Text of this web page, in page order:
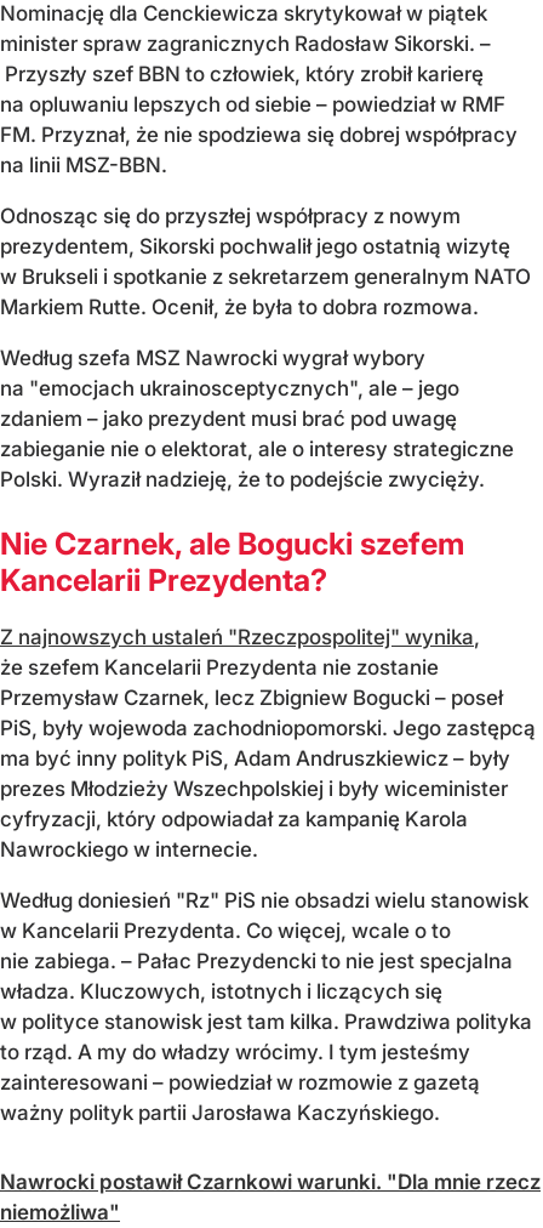
Nominację dla Cenckiewicza skrytykował w piątek
minister spraw zagranicznych Radosław Sikorski. –
Przyszły szef BBN to człowiek, który zrobił karierę
na opluwaniu lepszych od siebie – powiedział w RMF
FM. Przyznał, że nie spodziewa się dobrej współpracy
na linii MSZ-BBN.
Odnosząc się do przyszłej współpracy z nowym
prezydentem, Sikorski pochwalił jego ostatnią wizytę
w Brukseli i spotkanie z sekretarzem generalnym NATO
Markiem Rutte. Ocenił, że była to dobra rozmowa.
Według szefa MSZ Nawrocki wygrał wybory
na "emocjach ukrainosceptycznych", ale – jego
zdaniem – jako prezydent musi brać pod uwagę
zabieganie nie o elektorat, ale o interesy strategiczne
Polski. Wyraził nadzieję, że to podejście zwycięży.
Nie Czarnek, ale Bogucki szefem
Kancelarii Prezydenta?
Z najnowszych ustaleń "Rzeczpospolitej" wynika,
że szefem Kancelarii Prezydenta nie zostanie
Przemysław Czarnek, lecz Zbigniew Bogucki – poseł
PiS, były wojewoda zachodniopomorski. Jego zastępcą
ma być inny polityk PiS, Adam Andruszkiewicz – były
prezes Młodzieży Wszechpolskiej i były wiceminister
cyfryzacji, który odpowiadał za kampanię Karola
Nawrockiego w internecie.
Według doniesień "Rz" PiS nie obsadzi wielu stanowisk
w Kancelarii Prezydenta. Co więcej, wcale o to
nie zabiega. – Pałac Prezydencki to nie jest specjalna
władza. Kluczowych, istotnych i liczących się
w polityce stanowisk jest tam kilka. Prawdziwa polityka
to rząd. A my do władzy wrócimy. I tym jesteśmy
zainteresowani – powiedział w rozmowie z gazetą
ważny polityk partii Jarosława Kaczyńskiego.
Nawrocki postawił Czarnkowi warunki. "Dla mnie rzecz
niemożliwa"